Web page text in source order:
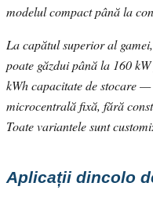
modelul compact până la
La capătul superior al
poate găzdui până la 160
kWh capacitate de stocare
microcentrală fixă, fără
Toate variantele sunt
Aplicații dincolo